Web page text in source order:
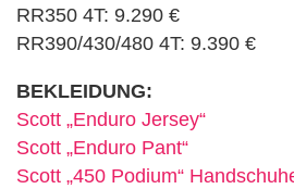
RR350 4T: 9.290 €
RR390/430/480 4T: 9.390 €
BEKLEIDUNG:
Scott „Enduro Jersey“
Scott „Enduro Pant“
Scott „450 Podium“